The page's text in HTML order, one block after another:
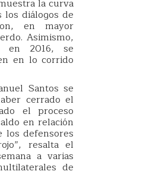
la curva
los diálogos de
en mayor
Asimismo,
en 2016, se
en lo corrido
Santos se
cerrado el
el proceso
en relación
defensores
resalta el
a varias
de